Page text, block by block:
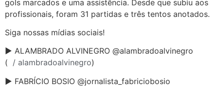
gols marcados e uma assistência. Desde que subiu aos
profissionais, foram 31 partidas e três tentos anotados.
Siga nossas mídias sociais!
► ALAMBRADO ALVINEGRO @alambradoalvinegro
( / alambradoalvinegro)
► FABRÍCIO BOSIO @jornalista_fabriciobosio